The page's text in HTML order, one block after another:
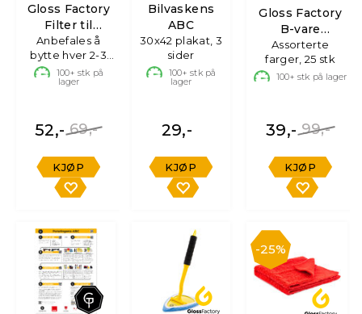
Gloss Factory
Filter til
håndstøvsuger
Anbefales å
bytte hver 2-3
mnd
100+ stk på
lager
69,-
52,-
KJØP
Bilvaskens
ABC
30x42 plakat, 3
sider
100+ stk på
lager
29,-
KJØP
Gloss Factory
B-vare
Mikrofiberkluter
Assorterte
farger, 25 stk
100+ stk på lager
99,-
39,-
KJØP
25%